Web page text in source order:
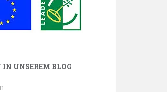
IN UNSEREM BLOG